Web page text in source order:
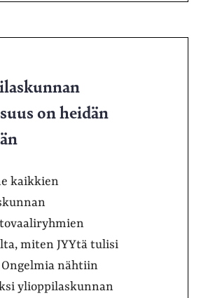
on heidän
kaikkien
miten JYYtä tulisi
nähtiin
ylioppilaskunnan